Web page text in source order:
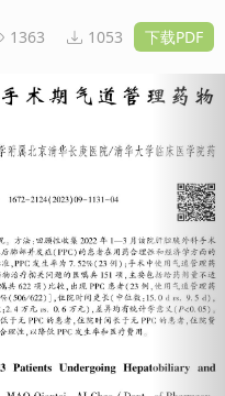
1363 1053 下载PDF